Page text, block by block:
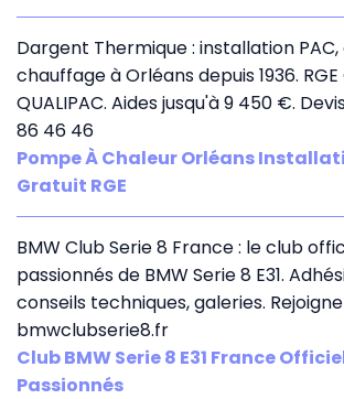
Dargent Thermique : installation
chauffage à Orléans depuis 1936.
QUALIPAC. Aides jusqu'à 9 450 €.
86 46 46
Pompe À Chaleur Orléans
Gratuit RGE
BMW Club Serie 8 France : le club
passionnés de BMW Serie 8 E31.
conseils techniques, galeries.
bmwclubserie8.fr
Club BMW Serie 8 E31 France
Passionnés